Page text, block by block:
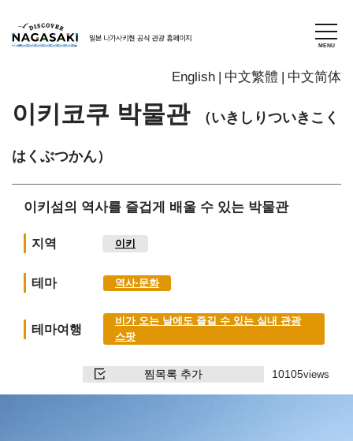
English 中文繁體 中文简体
이키코쿠 박물관 （いきしりついきこく
はくぶつかん）
이키섬의 역사를 즐겁게 배울 수 있는 박물관
지역 이키
테마 역사∙문화
테마여행
비가 오는 날에도 즐길 수 있는 실내 관광
스팟
찜목록 추가 10105views